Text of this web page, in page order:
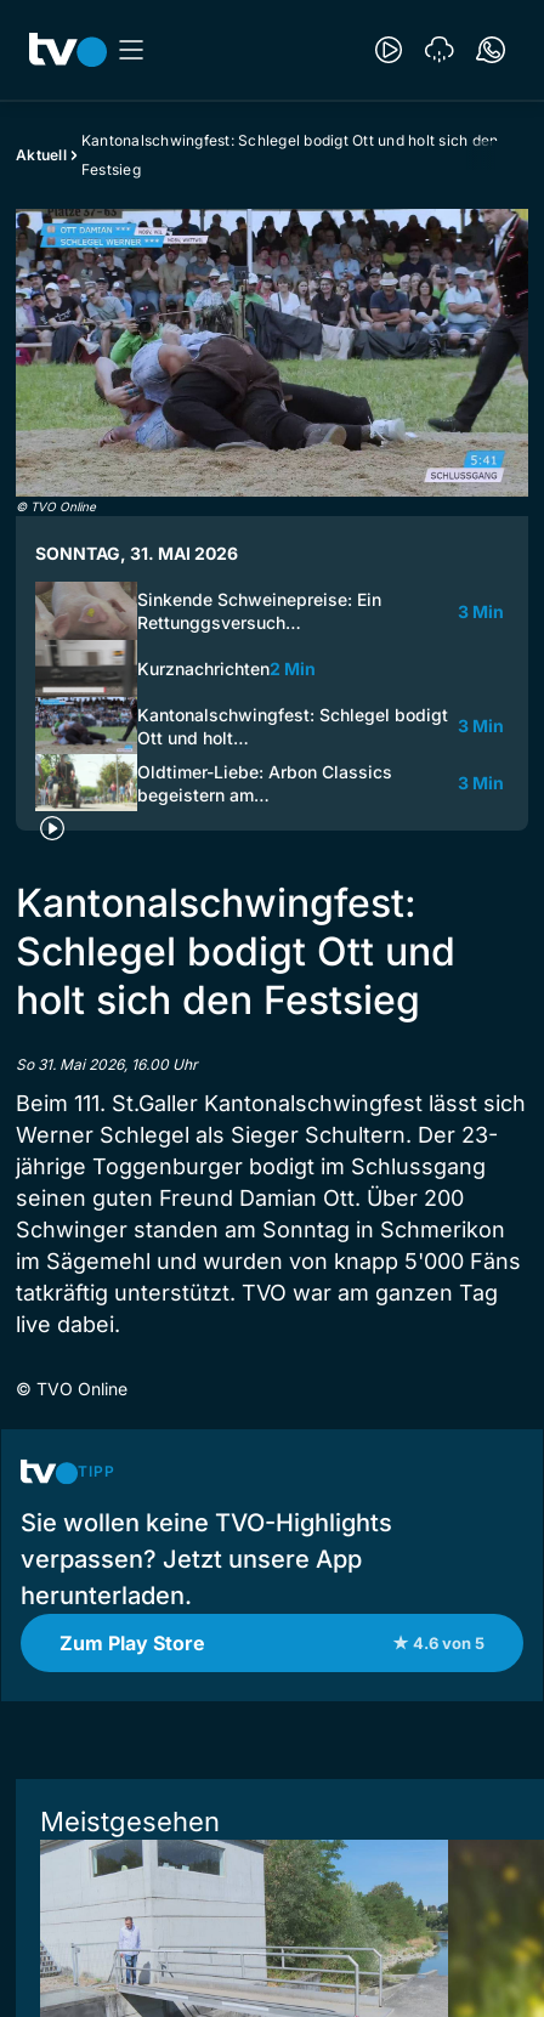
Aktuell
Kantonalschwingfest: Schlegel bodigt Ott und holt sich den
Festsieg
© TVO Online
SONNTAG, 31. MAI 2026
Sinkende Schweinepreise: Ein
Rettunggsversuch…
3 Min
Kurznachrichten2 Min
Kantonalschwingfest: Schlegel bodigt
Ott und holt…
3 Min
Oldtimer-Liebe: Arbon Classics
begeistern am…
3 Min
Kantonalschwingfest:
Schlegel bodigt Ott und
holt sich den Festsieg
So 31. Mai 2026, 16.00 Uhr
Beim 111. St.Galler Kantonalschwingfest lässt sich
Werner Schlegel als Sieger Schultern. Der 23-
jährige Toggenburger bodigt im Schlussgang
seinen guten Freund Damian Ott. Über 200
Schwinger standen am Sonntag in Schmerikon
im Sägemehl und wurden von knapp 5'000 Fäns
tatkräftig unterstützt. TVO war am ganzen Tag
live dabei.
© TVO Online
TIPP
Sie wollen keine TVO-Highlights
verpassen? Jetzt unsere App
herunterladen.
Zum Play Store ★ 4.6 von 5
Meistgesehen